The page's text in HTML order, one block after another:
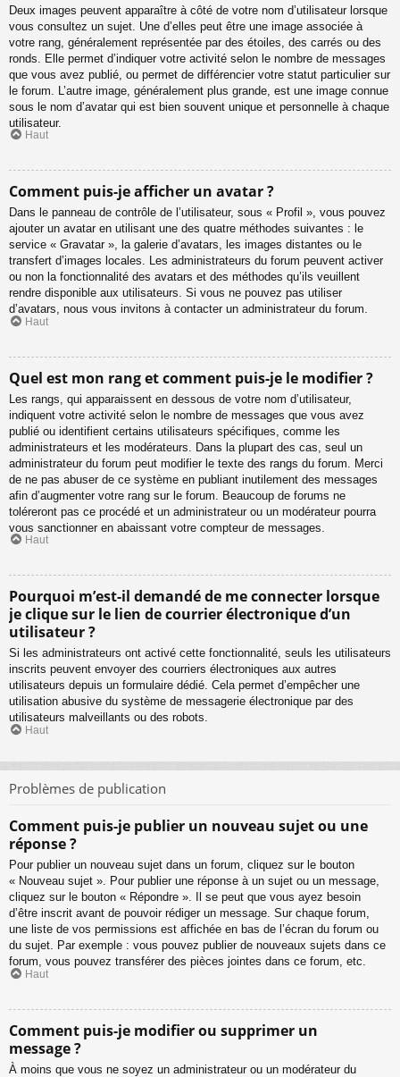
Deux images peuvent apparaître à côté de votre nom d’utilisateur lorsque
vous consultez un sujet. Une d’elles peut être une image associée à
votre rang, généralement représentée par des étoiles, des carrés ou des
ronds. Elle permet d’indiquer votre activité selon le nombre de messages
que vous avez publié, ou permet de différencier votre statut particulier sur
le forum. L’autre image, généralement plus grande, est une image connue
sous le nom d’avatar qui est bien souvent unique et personnelle à chaque
utilisateur.
Haut
Comment puis-je afficher un avatar ?
Dans le panneau de contrôle de l’utilisateur, sous « Profil », vous pouvez
ajouter un avatar en utilisant une des quatre méthodes suivantes : le
service « Gravatar », la galerie d’avatars, les images distantes ou le
transfert d’images locales. Les administrateurs du forum peuvent activer
ou non la fonctionnalité des avatars et des méthodes qu’ils veuillent
rendre disponible aux utilisateurs. Si vous ne pouvez pas utiliser
d’avatars, nous vous invitons à contacter un administrateur du forum.
Haut
Quel est mon rang et comment puis-je le modifier ?
Les rangs, qui apparaissent en dessous de votre nom d’utilisateur,
indiquent votre activité selon le nombre de messages que vous avez
publié ou identifient certains utilisateurs spécifiques, comme les
administrateurs et les modérateurs. Dans la plupart des cas, seul un
administrateur du forum peut modifier le texte des rangs du forum. Merci
de ne pas abuser de ce système en publiant inutilement des messages
afin d’augmenter votre rang sur le forum. Beaucoup de forums ne
toléreront pas ce procédé et un administrateur ou un modérateur pourra
vous sanctionner en abaissant votre compteur de messages.
Haut
Pourquoi m’est-il demandé de me connecter lorsque
je clique sur le lien de courrier électronique d’un
utilisateur ?
Si les administrateurs ont activé cette fonctionnalité, seuls les utilisateurs
inscrits peuvent envoyer des courriers électroniques aux autres
utilisateurs depuis un formulaire dédié. Cela permet d’empêcher une
utilisation abusive du système de messagerie électronique par des
utilisateurs malveillants ou des robots.
Haut
Problèmes de publication
Comment puis-je publier un nouveau sujet ou une
réponse ?
Pour publier un nouveau sujet dans un forum, cliquez sur le bouton
« Nouveau sujet ». Pour publier une réponse à un sujet ou un message,
cliquez sur le bouton « Répondre ». Il se peut que vous ayez besoin
d’être inscrit avant de pouvoir rédiger un message. Sur chaque forum,
une liste de vos permissions est affichée en bas de l’écran du forum ou
du sujet. Par exemple : vous pouvez publier de nouveaux sujets dans ce
forum, vous pouvez transférer des pièces jointes dans ce forum, etc.
Haut
Comment puis-je modifier ou supprimer un
message ?
À moins que vous ne soyez un administrateur ou un modérateur du